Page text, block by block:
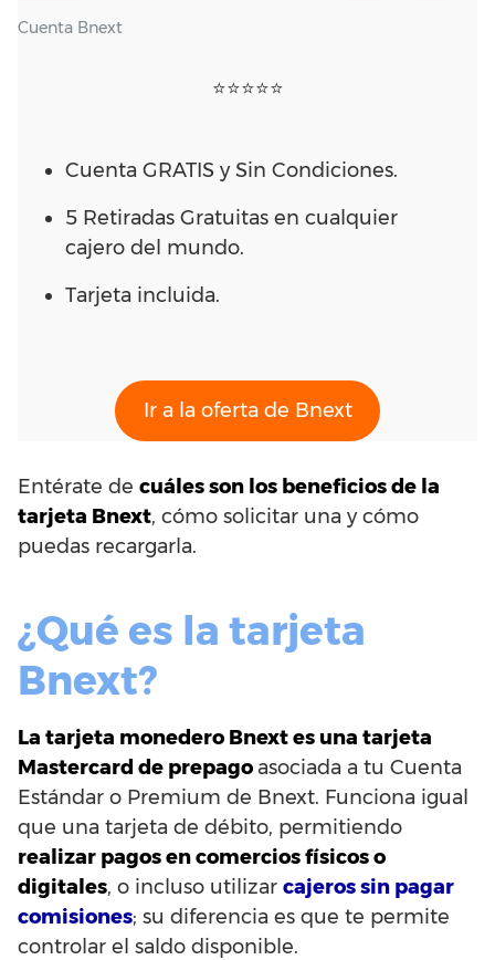
Cuenta Bnext
⭐⭐⭐⭐⭐
Cuenta GRATIS y Sin Condiciones.
5 Retiradas Gratuitas en cualquier
cajero del mundo.
Tarjeta incluida.
Ir a la oferta de Bnext
Entérate de cuáles son los beneficios de la
tarjeta Bnext, cómo solicitar una y cómo
puedas recargarla.
¿Qué es la tarjeta
Bnext?
La tarjeta monedero Bnext es una tarjeta
Mastercard de prepago asociada a tu Cuenta
Estándar o Premium de Bnext. Funciona igual
que una tarjeta de débito, permitiendo
realizar pagos en comercios físicos o
digitales, o incluso utilizar cajeros sin pagar
comisiones; su diferencia es que te permite
controlar el saldo disponible.